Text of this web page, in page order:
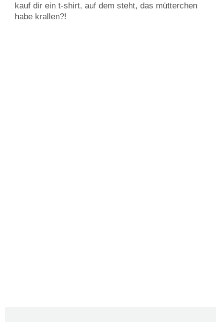
kauf dir ein t-shirt, auf dem steht, das mütterchen
habe krallen?!